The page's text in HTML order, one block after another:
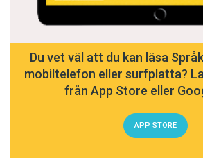
Du vet väl att du kan läsa
mobiltelefon eller surfplatta?
från App Store eller
APP STORE